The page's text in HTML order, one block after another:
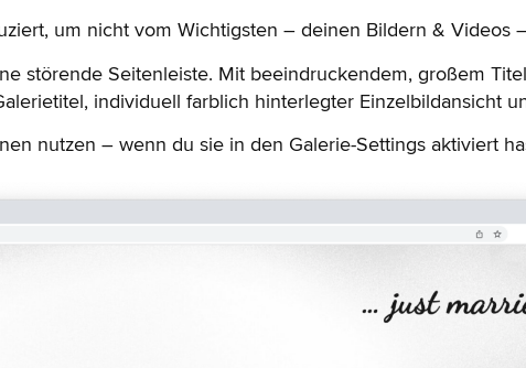
um nicht vom Wichtigsten – deinen Bildern & Videos
störende Seitenleiste. Mit beeindruckendem, großem
individuell farblich hinterlegter Einzelbildansicht
nutzen – wenn du sie in den Galerie-Settings aktiviert